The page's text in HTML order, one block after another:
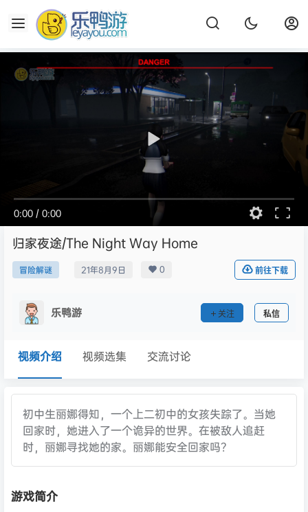
0:00 / 0:00
归家夜途/The Night Way Home
冒险解谜 21年8月9日 0 前往下载
乐鸭游 关注 私信
视频介绍 视频选集 交流讨论
初中生丽娜得知，一个上二初中的女孩失踪了。当她
回家时，她进入了一个诡异的世界。在被敌人追赶
时，丽娜寻找她的家。丽娜能安全回家吗？
游戏简介